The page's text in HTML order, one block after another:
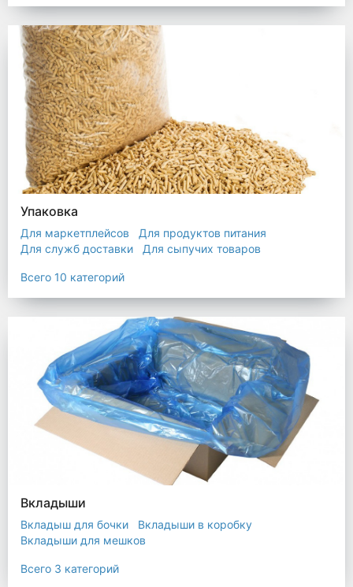
Упаковка
Для маркетплейсов
Для продуктов питания
Для служб доставки
Для сыпучих товаров
Промышленная упаковка
Прочая полиэтиленовая упаковка
Всего 10 категорий
Вкладыши
Вкладыш для бочки
Вкладыши в коробку
Вкладыши для мешков
Всего 3 категорий